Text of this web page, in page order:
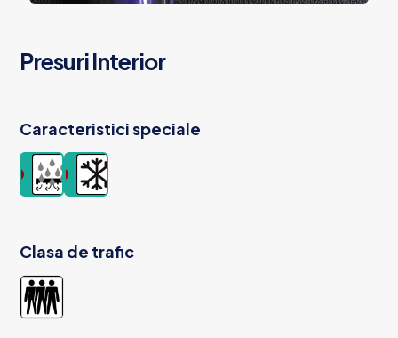
Presuri Interior
Caracteristici speciale
Clasa de trafic